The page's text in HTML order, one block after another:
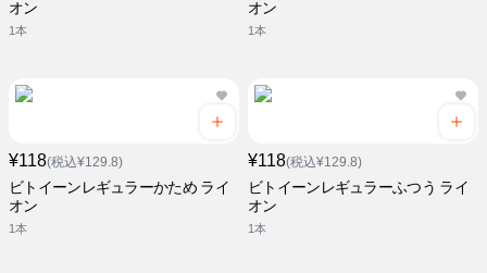
オン
1本
オン
1本
¥118(税込¥129.8)
ビトイーンレギュラーかため ライ
オン
1本
¥118(税込¥129.8)
ビトイーンレギュラーふつう ライ
オン
1本